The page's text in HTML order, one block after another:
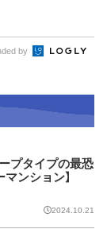
by
ープタイプの最恐
ンション】
2024.10.21